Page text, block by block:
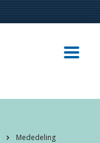
Mededeling